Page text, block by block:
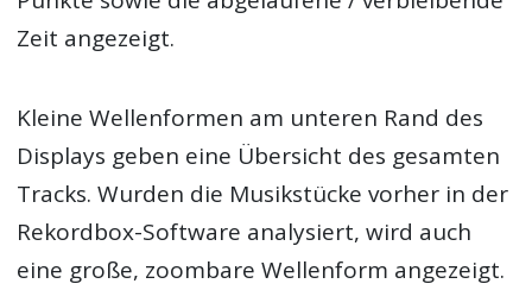
Zeit angezeigt.
Kleine Wellenformen am unteren Rand des
Displays geben eine Übersicht des gesamten
Tracks. Wurden die Musikstücke vorher in der
Rekordbox-Software analysiert, wird auch
eine große, zoombare Wellenform angezeigt.